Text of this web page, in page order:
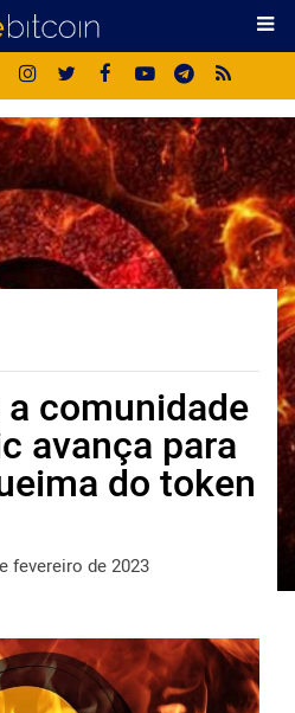
comunidade
avança para
do token
fevereiro de 2023